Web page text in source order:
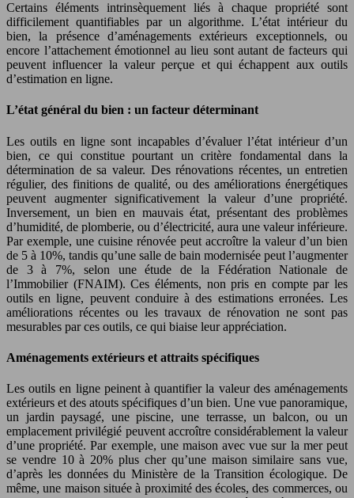
Certains éléments intrinsèquement liés à chaque propriété sont
difficilement quantifiables par un algorithme. L’état intérieur du
bien, la présence d’aménagements extérieurs exceptionnels, ou
encore l’attachement émotionnel au lieu sont autant de facteurs qui
peuvent influencer la valeur perçue et qui échappent aux outils
d’estimation en ligne.
L’état général du bien : un facteur déterminant
Les outils en ligne sont incapables d’évaluer l’état intérieur d’un
bien, ce qui constitue pourtant un critère fondamental dans la
détermination de sa valeur. Des rénovations récentes, un entretien
régulier, des finitions de qualité, ou des améliorations énergétiques
peuvent augmenter significativement la valeur d’une propriété.
Inversement, un bien en mauvais état, présentant des problèmes
d’humidité, de plomberie, ou d’électricité, aura une valeur inférieure.
Par exemple, une cuisine rénovée peut accroître la valeur d’un bien
de 5 à 10%, tandis qu’une salle de bain modernisée peut l’augmenter
de 3 à 7%, selon une étude de la Fédération Nationale de
l’Immobilier (FNAIM). Ces éléments, non pris en compte par les
outils en ligne, peuvent conduire à des estimations erronées. Les
améliorations récentes ou les travaux de rénovation ne sont pas
mesurables par ces outils, ce qui biaise leur appréciation.
Aménagements extérieurs et attraits spécifiques
Les outils en ligne peinent à quantifier la valeur des aménagements
extérieurs et des atouts spécifiques d’un bien. Une vue panoramique,
un jardin paysagé, une piscine, une terrasse, un balcon, ou un
emplacement privilégié peuvent accroître considérablement la valeur
d’une propriété. Par exemple, une maison avec vue sur la mer peut
se vendre 10 à 20% plus cher qu’une maison similaire sans vue,
d’après les données du Ministère de la Transition écologique. De
même, une maison située à proximité des écoles, des commerces, ou